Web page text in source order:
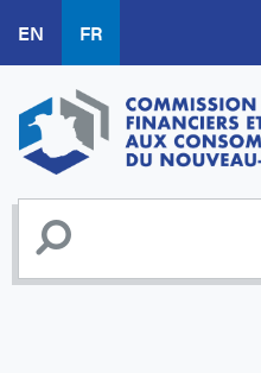
au
contenu
principal
EN FR